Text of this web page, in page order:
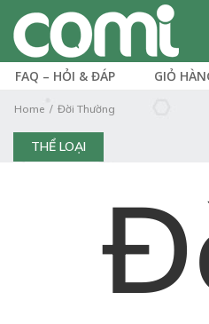
FAQ – HỎI & ĐÁP GIỎ
Home Đời Thường
THỂ LOẠI